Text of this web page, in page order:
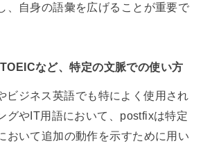
、自身の語彙を広げることが重要で
など、特定の文脈での使い方
ビジネス英語でも特によく使用され
グやIT用語において、postfixは特定
おいて追加の動作を示すために用い